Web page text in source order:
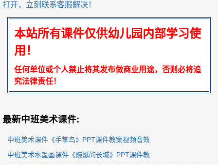
打开，立刻联系客服解决！
本站所有课件仅供幼儿园内部学习使
用！
任何单位或个人禁止将其发布做商业用途，否则必将追
究法律责任！
最新中班美术课件:
中班美术课件《手掌鸟》PPT课件教案视频音效
中班美术水墨画课件《蜿蜒的长城》PPT课件教